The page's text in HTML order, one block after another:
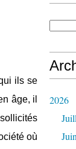
ils se
âge, il
où
2026
Juin